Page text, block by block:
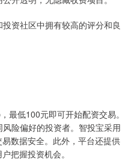
资社区中拥有较高的评分和良
最低100元即可开始配资交易。
险偏好的投资者。智投宝采用
数据安全。此外，平台还提供
把握投资机会。